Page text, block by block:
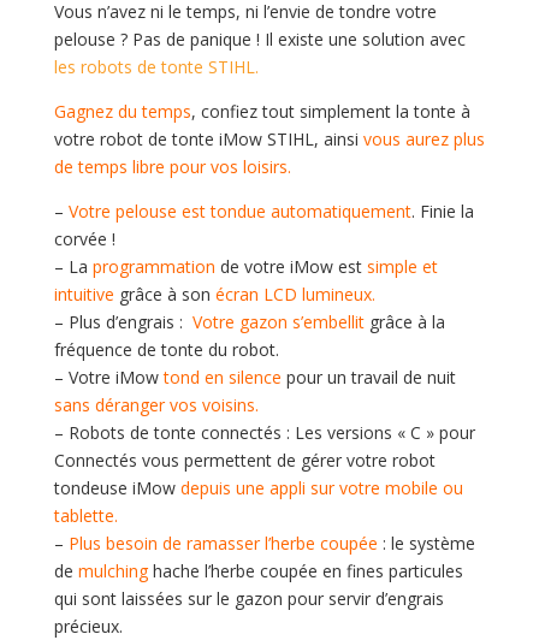
Vous n’avez ni le temps, ni l’envie de tondre votre
pelouse ? Pas de panique ! Il existe une solution avec
les robots de tonte STIHL.
Gagnez du temps, confiez tout simplement la tonte à
votre robot de tonte iMow STIHL, ainsi vous aurez plus
de temps libre pour vos loisirs.
– Votre pelouse est tondue automatiquement. Finie la
corvée !
– La programmation de votre iMow estsimple et
intuitive grâce à son écran LCD lumineux.
– Plus d’engrais : Votre gazon s’embellitgrâce à la
fréquence de tonte du robot.
– Votre iMowtond en silence pour un travail de nuit
sans déranger vos voisins.
– Robots de tonte connectés : Les versions « C » pour
Connectés vous permettent de gérer votre robot
tondeuse iMow depuis une appli sur votre mobile ou
tablette.
– Plus besoin de ramasser l’herbe coupée : le système
de mulchinghache l’herbe coupée en fines particules
qui sont laissées sur le gazon pour servir d’engrais
précieux.